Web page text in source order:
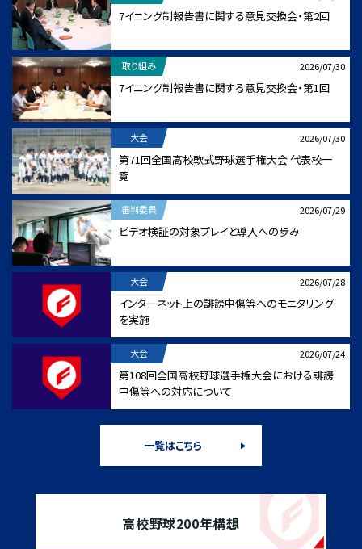
7イニング制報告書に関する意見交換会・第2回
取り組み 2026/07/30
7イニング制報告書に関する意見交換会・第1回
大会 2026/07/30
第71回全国高校軟式野球選手権大会 代表校一
覧
審判委員 2026/07/29
ビデオ検証の対象プレイと導入への歩み
大会 2026/07/28
インターネット上の誹謗中傷等へのモニタリング
を実施
大会 2026/07/24
第108回全国高校野球選手権大会における誹謗
中傷等への対応について
一覧はこちら
高校野球200年構想